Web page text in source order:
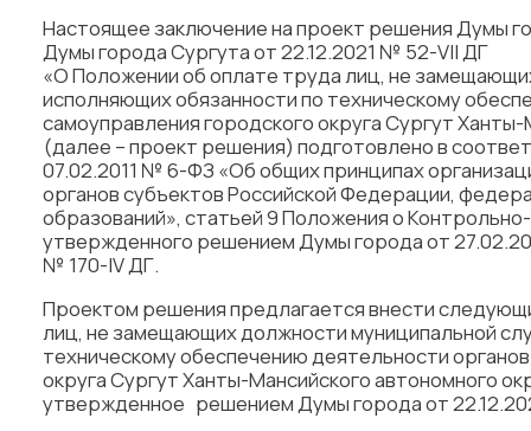
Настоящее заключение на проект решения Думы
Думы города Сургута от 22.12.2021 № 52-VII ДГ
«О Положении об оплате труда лиц, не
исполняющих обязанности по техническому
самоуправления городского округа Сургут
(далее – проект решения) подготовлено в
07.02.2011 № 6-ФЗ «Об общих принципах
органов субъектов Российской Федерации,
образований», статьей 9 Положения о
утвержденного решением Думы города от
№ 170-IV ДГ.
Проектом решения предлагается внести
лиц, не замещающих должности муниципальной
техническому обеспечению деятельности
округа Сургут Ханты-Мансийского автономного
утвержденное решением Думы города от